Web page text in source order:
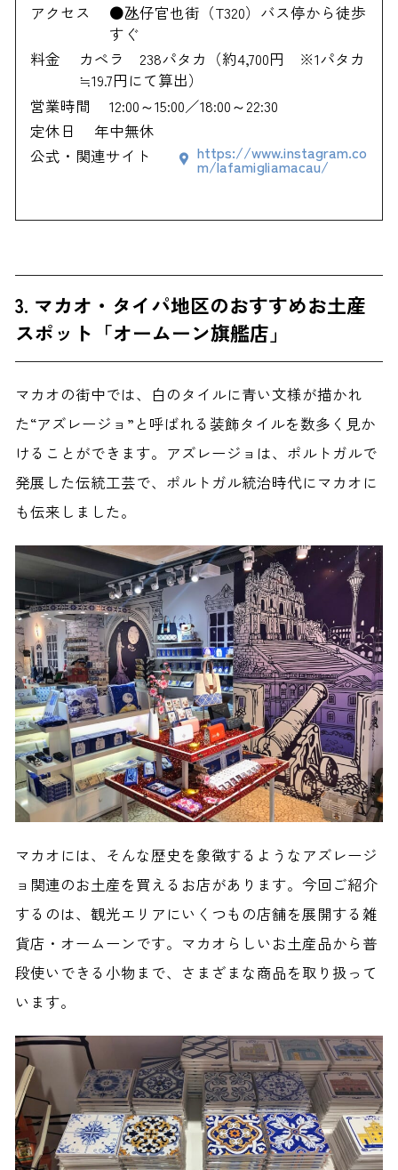
アクセス
●氹仔官也街（T320）バス停から徒歩
すぐ
料金
カペラ 238パタカ（約4,700円 ※1パタカ
≒19.7円にて算出）
営業時間
12:00～15:00／18:00～22:30
定休日
年中無休
公式・関連サイト
https://www.instagram.co
m/lafamigliamacau/
3. マカオ・タイパ地区のおすすめお土産
スポット「オームーン旗艦店」
マカオの街中では、白のタイルに青い文様が描かれ
た“アズレージョ”と呼ばれる装飾タイルを数多く見か
けることができます。アズレージョは、ポルトガルで
発展した伝統工芸で、ポルトガル統治時代にマカオに
も伝来しました。
マカオには、そんな歴史を象徴するようなアズレージ
ョ関連のお土産を買えるお店があります。今回ご紹介
するのは、観光エリアにいくつもの店舗を展開する雑
貨店・オームーンです。マカオらしいお土産品から普
段使いできる小物まで、さまざまな商品を取り扱って
います。